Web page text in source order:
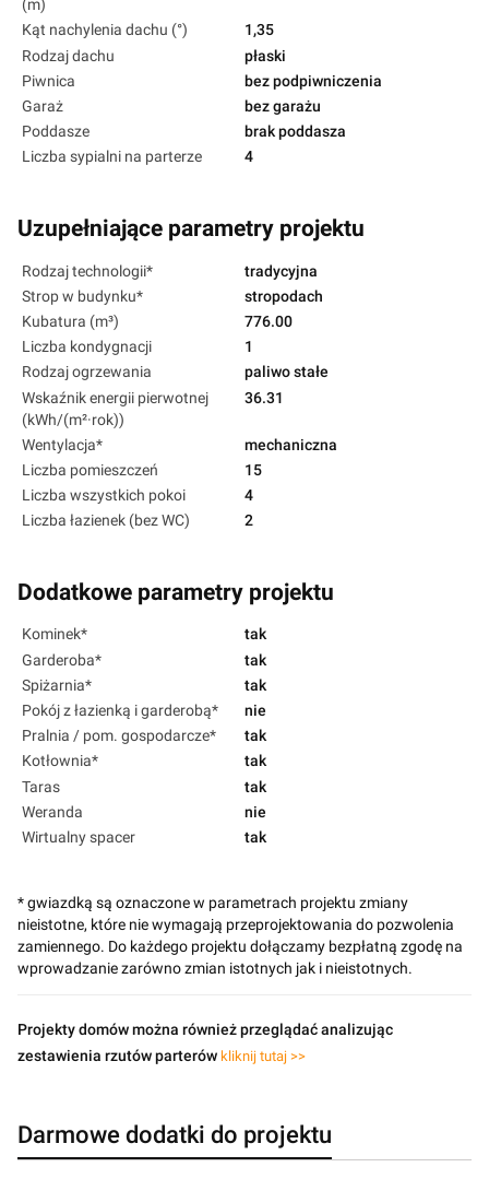
(m)
Kąt nachylenia dachu (°)
1,35
Rodzaj dachu
płaski
Piwnica
bez podpiwniczenia
Garaż
bez garażu
Poddasze
brak poddasza
Liczba sypialni na parterze
4
Uzupełniające parametry projektu
Rodzaj technologii*
tradycyjna
Strop w budynku*
stropodach
Kubatura (m³)
776.00
Liczba kondygnacji
1
Rodzaj ogrzewania
paliwo stałe
Wskaźnik energii pierwotnej
(kWh/(m²·rok))
36.31
Wentylacja*
mechaniczna
Liczba pomieszczeń
15
Liczba wszystkich pokoi
4
Liczba łazienek (bez WC)
2
Dodatkowe parametry projektu
Kominek*
tak
Garderoba*
tak
Spiżarnia*
tak
Pokój z łazienką i garderobą*
nie
Pralnia / pom. gospodarcze*
tak
Kotłownia*
tak
Taras
tak
Weranda
nie
Wirtualny spacer
tak
* gwiazdką są oznaczone w parametrach projektu zmiany
nieistotne, które nie wymagają przeprojektowania do pozwolenia
zamiennego. Do każdego projektu dołączamy bezpłatną zgodę na
wprowadzanie zarówno zmian istotnych jak i nieistotnych.
Projekty domów można również przeglądać analizując
zestawienia rzutów parterów kliknij tutaj >>
Darmowe dodatki do projektu